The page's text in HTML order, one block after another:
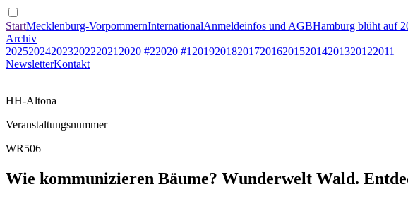
StartMecklenburg-VorpommernInternationalAnmeldeinfos und AGBHamburg blüht auf
Archiv
20252024202320222021 2020 #22020 #1 201920182017201620152014201320122011
NewsletterKontakt
HH-Altona
Veranstaltungsnummer
WR506
Wie kommunizieren Bäume? Wunderwelt Wald.